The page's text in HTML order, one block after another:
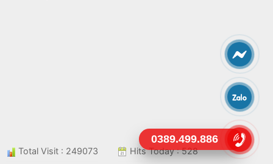
Total Visit : 249073 Hits Today : 528
0389.499.886